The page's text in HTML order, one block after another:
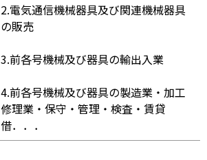
2.電気通信機械器具及び関連機械器具
の販売
3.前各号機械及び器具の輸出入業
4.前各号機械及び器具の製造業・加工
修理業・保守・管理・検査・賃貸
借．．．